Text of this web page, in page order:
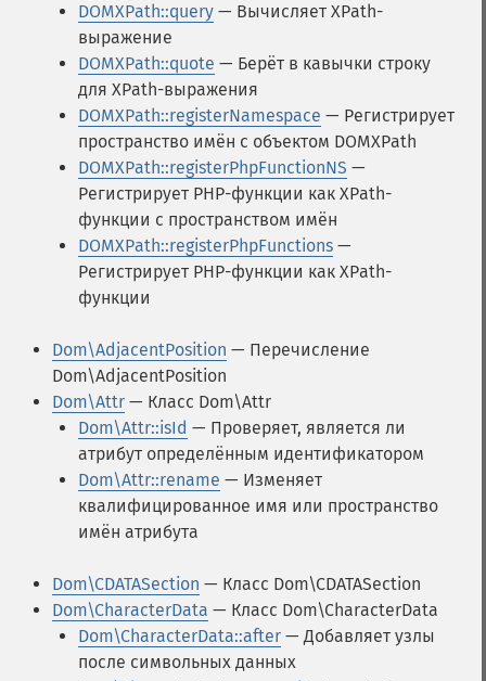
DOMXPath::query — Вычисляет XPath-
выражение
DOMXPath::quote — Берёт в кавычки строку
для XPath-выражения
DOMXPath::registerNamespace — Регистрирует
пространство имён с объектом DOMXPath
DOMXPath::registerPhpFunctionNS —
Регистрирует PHP-функции как XPath-
функции с пространством имён
DOMXPath::registerPhpFunctions —
Регистрирует PHP-функции как XPath-
функции
Dom\AdjacentPosition — Перечисление
Dom\AdjacentPosition
Dom\Attr — Класс Dom\Attr
Dom\Attr::isId — Проверяет, является ли
атрибут определённым идентификатором
Dom\Attr::rename — Изменяет
квалифицированное имя или пространство
имён атрибута
Dom\CDATASection — Класс Dom\CDATASection
Dom\CharacterData — Класс Dom\CharacterData
Dom\CharacterData::after — Добавляет узлы
после символьных данных